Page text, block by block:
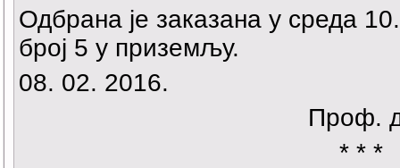
Одбрана је заказана у среда
број 5 у приземљу.
08. 02. 2016.
Проф.
* * *